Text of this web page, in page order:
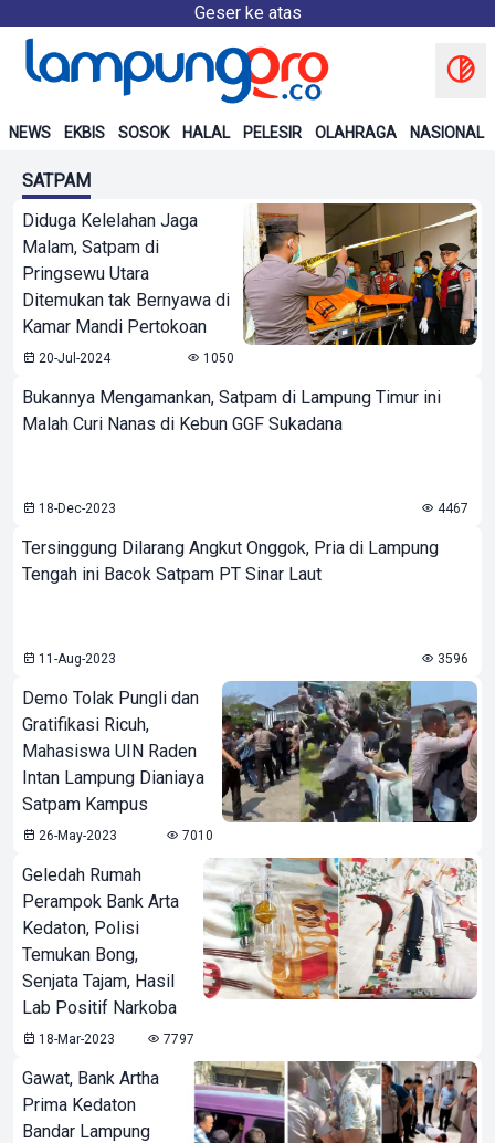
Geser ke atas
NEWS EKBIS SOSOK HALAL PELESIR OLAHRAGA NASIONAL
SATPAM
Diduga Kelelahan Jaga
Malam, Satpam di
Pringsewu Utara
Ditemukan tak Bernyawa di
Kamar Mandi Pertokoan
20-Jul-2024 1050
Bukannya Mengamankan, Satpam di Lampung Timur ini
Malah Curi Nanas di Kebun GGF Sukadana
18-Dec-2023 4467
Tersinggung Dilarang Angkut Onggok, Pria di Lampung
Tengah ini Bacok Satpam PT Sinar Laut
11-Aug-2023 3596
Demo Tolak Pungli dan
Gratifikasi Ricuh,
Mahasiswa UIN Raden
Intan Lampung Dianiaya
Satpam Kampus
26-May-2023 7010
Geledah Rumah
Perampok Bank Arta
Kedaton, Polisi
Temukan Bong,
Senjata Tajam, Hasil
Lab Positif Narkoba
18-Mar-2023 7797
Gawat, Bank Artha
Prima Kedaton
Bandar Lampung